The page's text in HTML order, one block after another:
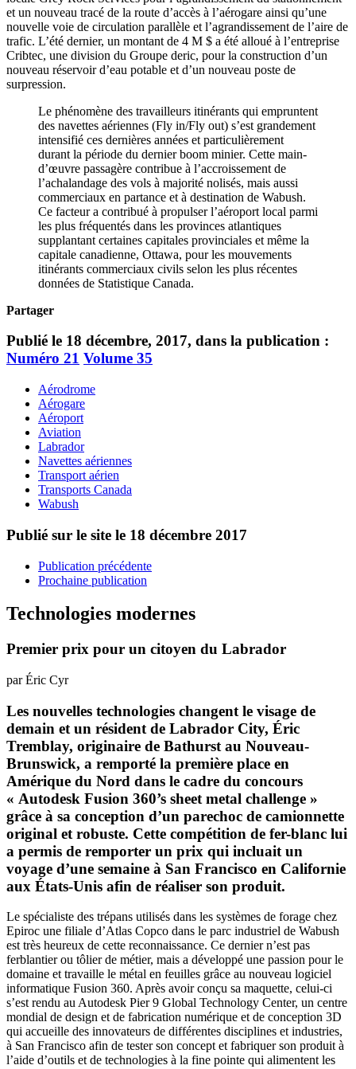
et un nouveau tracé de la route d’accès à l’aérogare ainsi qu’une
nouvelle voie de circulation parallèle et l’agrandissement de l’aire de
trafic. L’été dernier, un montant de 4 M $ a été alloué à l’entreprise
Cribtec, une division du Groupe deric, pour la construction d’un
nouveau réservoir d’eau potable et d’un nouveau poste de
surpression.
Le phénomène des travailleurs itinérants qui empruntent
des navettes aériennes (Fly in/Fly out) s’est grandement
intensifié ces dernières années et particulièrement
durant la période du dernier boom minier. Cette main-
d’œuvre passagère contribue à l’accroissement de
l’achalandage des vols à majorité nolisés, mais aussi
commerciaux en partance et à destination de Wabush.
Ce facteur a contribué à propulser l’aéroport local parmi
les plus fréquentés dans les provinces atlantiques
supplantant certaines capitales provinciales et même la
capitale canadienne, Ottawa, pour les mouvements
itinérants commerciaux civils selon les plus récentes
données de Statistique Canada.
Partager
Publié le 18 décembre, 2017, dans la publication :
Numéro 21 Volume 35
Aérodrome
Aérogare
Aéroport
Aviation
Labrador
Navettes aériennes
Transport aérien
Transports Canada
Wabush
Publié sur le site le 18 décembre 2017
Publication précédente
Prochaine publication
Technologies modernes
Premier prix pour un citoyen du Labrador
par Éric Cyr
Les nouvelles technologies changent le visage de
demain et un résident de Labrador City, Éric
Tremblay, originaire de Bathurst au Nouveau-
Brunswick, a remporté la première place en
Amérique du Nord dans le cadre du concours
« Autodesk Fusion 360’s sheet metal challenge »
grâce à sa conception d’un parechoc de camionnette
original et robuste. Cette compétition de fer-blanc lui
a permis de remporter un prix qui incluait un
voyage d’une semaine à San Francisco en Californie
aux États-Unis afin de réaliser son produit.
Le spécialiste des trépans utilisés dans les systèmes de forage chez
Epiroc une filiale d’Atlas Copco dans le parc industriel de Wabush
est très heureux de cette reconnaissance. Ce dernier n’est pas
ferblantier ou tôlier de métier, mais a développé une passion pour le
domaine et travaille le métal en feuilles grâce au nouveau logiciel
informatique Fusion 360. Après avoir conçu sa maquette, celui-ci
s’est rendu au Autodesk Pier 9 Global Technology Center, un centre
mondial de design et de fabrication numérique et de conception 3D
qui accueille des innovateurs de différentes disciplines et industries,
à San Francisco afin de tester son concept et fabriquer son produit à
l’aide d’outils et de technologies à la fine pointe qui alimentent les